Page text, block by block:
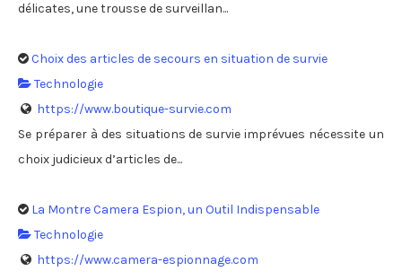
délicates, une trousse de surveillan...
Choix des articles de secours en situation de survie
Technologie
https://www.boutique-survie.com
Se préparer à des situations de survie imprévues nécessite un
choix judicieux d’articles de...
La Montre Camera Espion, un Outil Indispensable
Technologie
https://www.camera-espionnage.com